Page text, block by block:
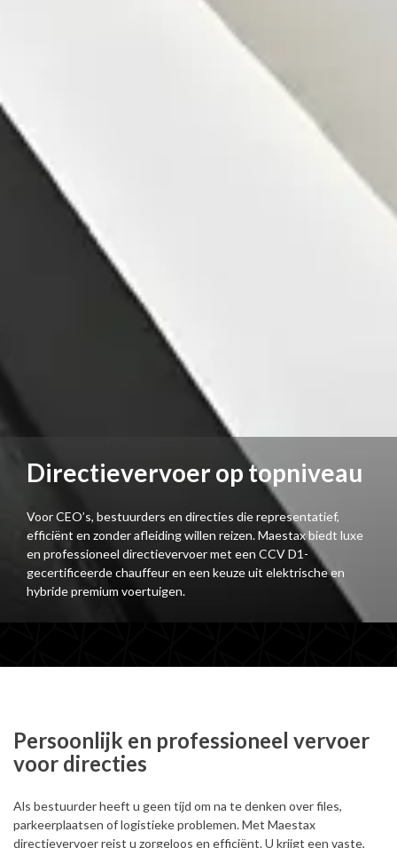
Directievervoer op topniveau
Voor CEO’s, bestuurders en directies die representatief,
efficiënt en zonder afleiding willen reizen. Maestax biedt luxe
en professioneel directievervoer met een CCV D1-
gecertificeerde chauffeur en een keuze uit elektrische en
hybride premium voertuigen.
Persoonlijk en professioneel vervoer
voor directies
Als bestuurder heeft u geen tijd om na te denken over files,
parkeerplaatsen of logistieke problemen. Met Maestax
directievervoer reist u zorgeloos en efficiënt. U krijgt een vaste,